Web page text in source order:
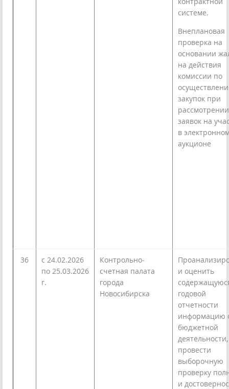
системе.
Внеплановая
проверка на
основании
на действия
комиссии по
закупок при
рассмотрении
заявок на
в
аукционе
36
с 24.02.2026
по 25.03.2026
г.
Контрольно-
счетная палата
города
Новосибирска
и оценить
годовой
отчетности
информацию
бюджетной
деятельности,
провести
выборочную
проверку
и